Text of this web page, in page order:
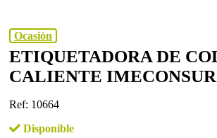
Ocasión
ETIQUETADORA DE
CALIENTE IMECONSUR
Ref: 10664
Disponible